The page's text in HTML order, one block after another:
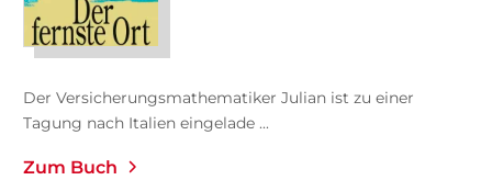
Der Versicherungsmathematiker Julian ist zu einer
Tagung nach Italien eingelade ...
Zum Buch